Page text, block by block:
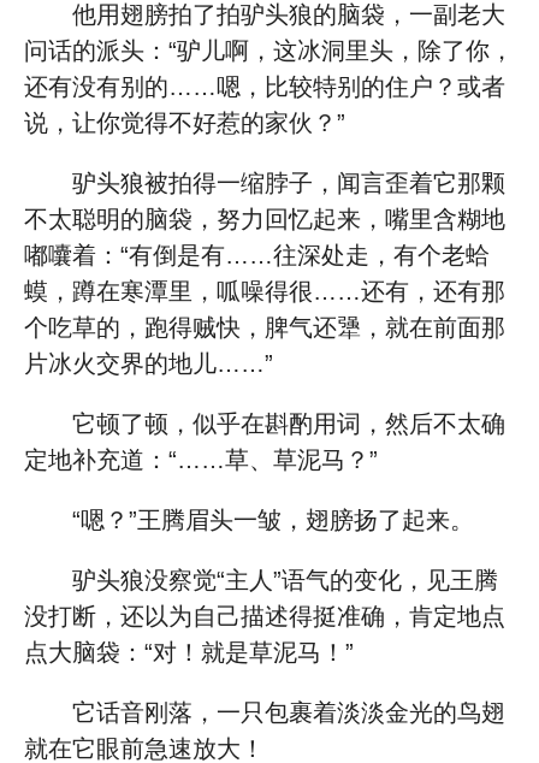
他用翅膀拍了拍驴头狼的脑袋，一副老大
问话的派头：“驴儿啊，这冰洞里头，除了你，
还有没有别的……嗯，比较特别的住户？或者
说，让你觉得不好惹的家伙？”
驴头狼被拍得一缩脖子，闻言歪着它那颗
不太聪明的脑袋，努力回忆起来，嘴里含糊地
嘟囔着：“有倒是有……往深处走，有个老蛤
蟆，蹲在寒潭里，呱噪得很……还有，还有那
个吃草的，跑得贼快，脾气还犟，就在前面那
片冰火交界的地儿……”
它顿了顿，似乎在斟酌用词，然后不太确
定地补充道：“……草、草泥马？”
“嗯？”王腾眉头一皱，翅膀扬了起来。
驴头狼没察觉“主人”语气的变化，见王腾
没打断，还以为自己描述得挺准确，肯定地点
点大脑袋：“对！就是草泥马！”
它话音刚落，一只包裹着淡淡金光的鸟翅
就在它眼前急速放大！